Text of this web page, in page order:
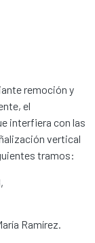
remoción y
el
interfiera con las
vertical
tramos:
Ramírez.